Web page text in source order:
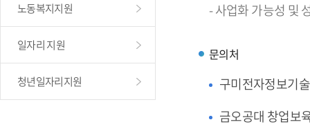
노동복지지원
일자리 지원
청년일자리지원
- 사업화 가능성 및
문의처
구미전자정보기
금오공대 창업보